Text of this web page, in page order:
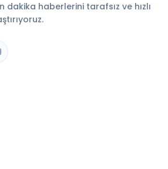
dakika haberlerini tarafsız ve hızlı